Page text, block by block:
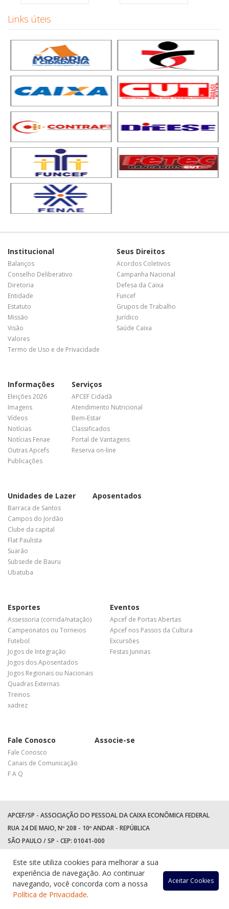
Links úteis
Institucional
Balanços
Conselho Deliberativo
Diretoria
Entidade
Estatuto
Missão
Visão
Valores
Termo de Uso e de Privacidade
Seus Direitos
Acordos Coletivos
Campanha Nacional
Defesa da Caixa
Funcef
Grupos de Trabalho
Jurídico
Saúde Caixa
Informações
Eleições 2026
Imagens
Vídeos
Notícias
Notícias Fenae
Outras Apcefs
Publicações
Serviços
APCEF Cidadã
Atendimento Nutricional
Bem-Estar
Classificados
Portal de Vantagens
Reserva on-line
Unidades de Lazer
Barraca de Santos
Campos do Jordão
Clube da capital
Flat Paulista
Suarão
Subsede de Bauru
Ubatuba
Aposentados
Esportes
Assessoria (corrida/natação)
Campeonatos ou Torneios
Futebol
Jogos de Integração
Jogos dos Aposentados
Jogos Regionais ou Nacionais
Quadras Externas
Treinos
xadrez
Eventos
Apcef de Portas Abertas
Apcef nos Passos da Cultura
Excursões
Festas Juninas
Fale Conosco
Fale Conosco
Canais de Comunicação
F A Q
Associe-se
APCEF/SP - ASSOCIAÇÃO DO PESSOAL DA CAIXA ECONÔMICA FEDERAL
RUA 24 DE MAIO, Nº 208 - 10º ANDAR - REPÚBLICA
SÃO PAULO / SP - CEP: 01041-000
WhatsApp: (11) 94597-5758
Acessar
Acessar
Este site utiliza cookies para melhorar a sua
experiência de navegação. Ao continuar
navegando, você concorda com a nossa
Política de Privacidade.
Aceitar Cookies